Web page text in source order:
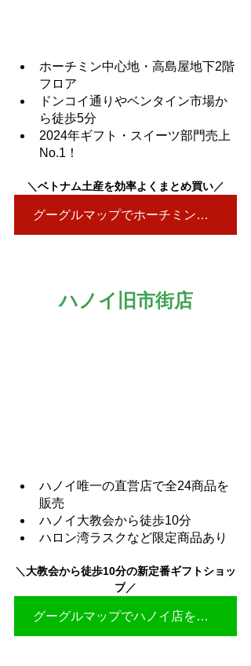
ホーチミン中心地・高島屋地下2階
フロア
ドンコイ通りやベンタイン市場か
ら徒歩5分
2024年ギフト・スイーツ部門売上
No.1！
＼ベトナム土産を効率よくまとめ買い／
グーグルマップでホーチミン店を見る▶
ハノイ旧市街店
ハノイ唯一の直営店で全24商品を
販売
ハノイ大教会から徒歩10分
ハロン湾ラスクなど限定商品あり
＼大教会から徒歩10分の新定番ギフトショッ
プ／
グーグルマップでハノイ店を見る▶